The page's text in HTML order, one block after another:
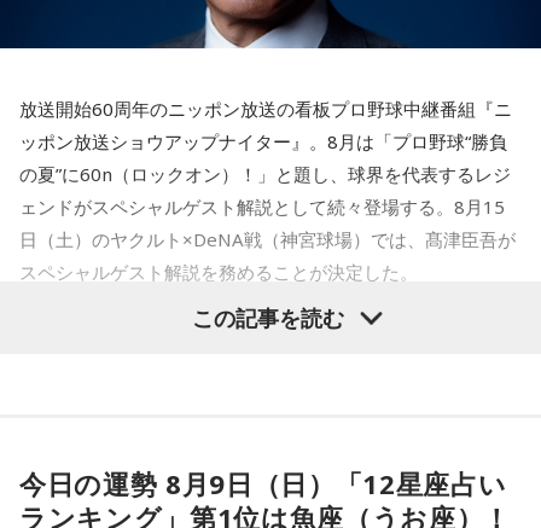
鳩のぬいぐるみは「愛情」を暗示しています。あなたは追い
詰められても、自分より大切な誰かを思い浮かべる、利他的
なタイプ。窮地でこそ人にやさしくできる、あたたかい心の
持ち主です。ただ、自分を後回しにしすぎないよう気をつけ
てください。
2．身分証……本性は「したたかな悪魔」
身分証は「あなた自身の存在」を暗示しています。あなたは
窮地に立たされると、何よりまず自分を守り抜く、利己的な
乾電池は「内に秘めたエネルギー」を暗示しています。あな
たは追い詰められると、理屈より先に、その時の衝動でとっ
放送開始60周年のニッポン放送の看板プロ野球中継番組『ニ
ッポン放送ショウアップナイター』。8月は「プロ野球“勝負
の夏”に60n（ロックオン）！」と題し、球界を代表するレジ
ェンドがスペシャルゲスト解説として続々登場する。8月15
日（土）のヤクルト×DeNA戦（神宮球場）では、髙津臣吾が
スペシャルゲスト解説を務めることが決定した。
シーズン、ヤクルトの監督を務め、前年最下位からの日本
この記事を読む
今日の運勢 8月9日（日）「12星座占い
ランキング」第1位は魚座（うお座）！